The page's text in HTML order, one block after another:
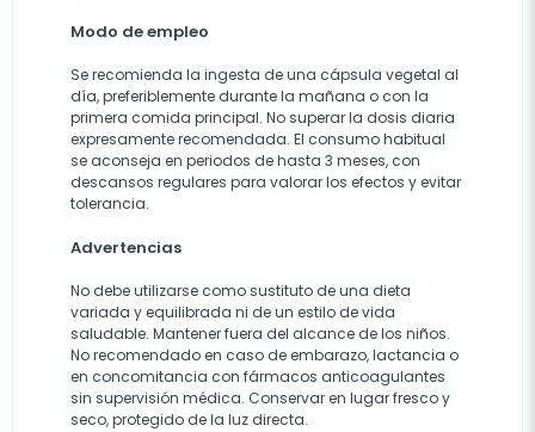
Modo de empleo
Se recomienda la ingesta de una cápsula vegetal al
día, preferiblemente durante la mañana o con la
primera comida principal. No superar la dosis diaria
expresamente recomendada. El consumo habitual
se aconseja en periodos de hasta 3 meses, con
descansos regulares para valorar los efectos y evitar
tolerancia.
Advertencias
No debe utilizarse como sustituto de una dieta
variada y equilibrada ni de un estilo de vida
saludable. Mantener fuera del alcance de los niños.
No recomendado en caso de embarazo, lactancia o
en concomitancia con fármacos anticoagulantes
sin supervisión médica. Conservar en lugar fresco y
seco, protegido de la luz directa.